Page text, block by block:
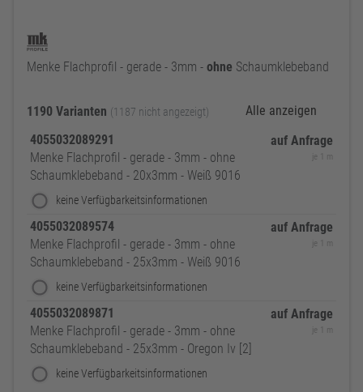
Menke Flachprofil - gerade - 3mm - ohne Schaumklebeband
1190 Varianten (1187 nicht angezeigt)
Alle anzeigen
4055032089291
Menke Flachprofil - gerade - 3mm - ohne
Schaumklebeband - 20x3mm - Weiß 9016
keine Verfügbarkeitsinformationen
auf Anfrage
je 1 m
4055032089574
Menke Flachprofil - gerade - 3mm - ohne
Schaumklebeband - 25x3mm - Weiß 9016
keine Verfügbarkeitsinformationen
auf Anfrage
je 1 m
4055032089871
Menke Flachprofil - gerade - 3mm - ohne
Schaumklebeband - 25x3mm - Oregon Iv [2]
keine Verfügbarkeitsinformationen
auf Anfrage
je 1 m